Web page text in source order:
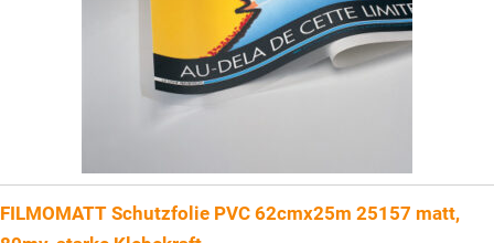
FILMOMATT Schutzfolie PVC 62cmx25m 25157 matt,